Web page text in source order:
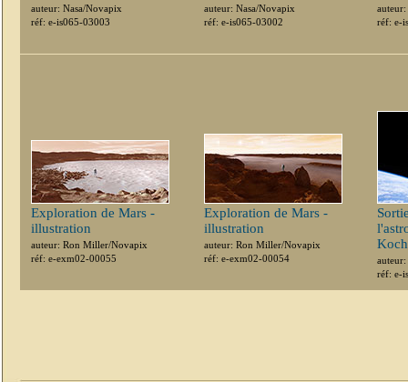
auteur: Nasa/Novapix
réf: e-is065-03003
auteur: Nasa/Novapix
réf: e-is065-03002
réf: e-
Exploration de Mars -
illustration
auteur: Ron Miller/Novapix
réf: e-exm02-00055
Exploration de Mars -
illustration
auteur: Ron Miller/Novapix
réf: e-exm02-00054
Koch
réf: e-